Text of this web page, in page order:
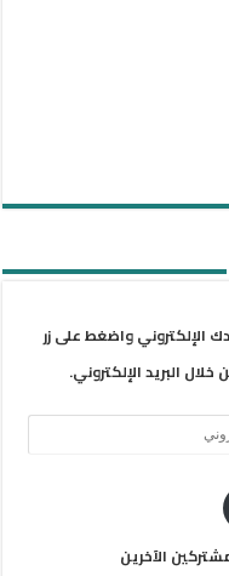
الإلكتروني واضغط على زر
البريد الإلكتروني.